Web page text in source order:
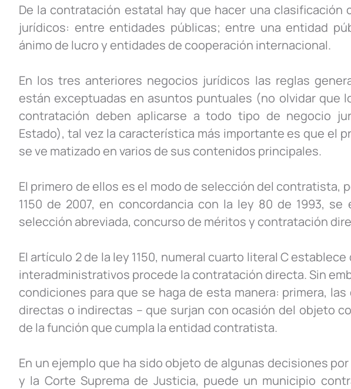
De la contratación estatal hay que hacer una clasificación
jurídicos: entre entidades públicas; entre una entidad
ánimo de lucro y entidades de cooperación internacional.
En los tres anteriores negocios jurídicos las reglas
están exceptuadas en asuntos puntuales (no olvidar que
contratación deben aplicarse a todo tipo de negocio
Estado), tal vez la característica más importante es que el
se ve matizado en varios de sus contenidos principales.
El primero de ellos es el modo de selección del contratista,
1150 de 2007, en concordancia con la ley 80 de 1993,
selección abreviada, concurso de méritos y contratación
El artículo 2 de la ley 1150, numeral cuarto literal C
interadministrativos procede la contratación directa. Sin
condiciones para que se haga de esta manera: primera,
directas o indirectas – que surjan con ocasión del objeto
de la función que cumpla la entidad contratista.
En un ejemplo que ha sido objeto de algunas decisiones
y la Corte Suprema de Justicia, puede un municipio